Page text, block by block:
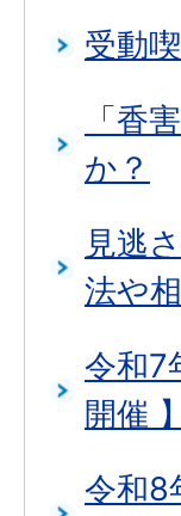
受動
「香
か？
見逃
法や
令和7
開催 】
令和8